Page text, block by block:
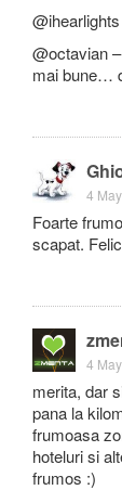
@octavian
mai bune…
4
Foarte
scapat.
4
merita, dar
pana la
frumoasa
hoteluri si
frumos :)